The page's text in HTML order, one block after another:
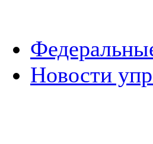
Новости